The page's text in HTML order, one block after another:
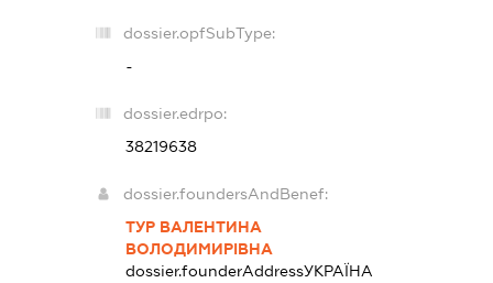
dossier.opfSubType:
-
dossier.edrpo:
38219638
dossier.foundersAndBenef:
ТУР ВАЛЕНТИНА
ВОЛОДИМИРІВНА
dossier.founderAddressУКРАЇНА